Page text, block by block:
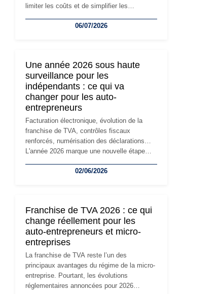
limiter les coûts et de simplifier les
l'activité, cette solution peut rapidement
siège social répond souvent à une nouvelle
étape de la vie de l'entreprise et implique
plusieurs formalités obligatoires.
06/07/2026
Une année 2026 sous haute
surveillance pour les
indépendants : ce qui va
changer pour les auto-
entrepreneurs
Facturation électronique, évolution de la
franchise de TVA, contrôles fiscaux
renforcés, numérisation des déclarations…
L'année 2026 marque une nouvelle étape
travailleurs indépendants. Si le régime de la
réglementaire plus exigeant. Décryptage des
principaux changements et des précautions
à prendre pour éviter les mauvaises
surprises.
02/06/2026
Franchise de TVA 2026 : ce qui
change réellement pour les
auto-entrepreneurs et micro-
entreprises
La franchise de TVA reste l’un des
principaux avantages du régime de la micro-
entreprise. Pourtant, les évolutions
réglementaires annoncées pour 2026